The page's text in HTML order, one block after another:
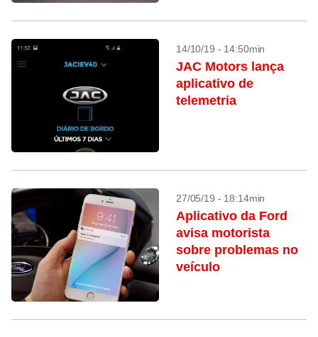
14/10/19 - 14:50min
JAC Motors lança
aplicativo de
telemetria
27/05/19 - 18:14min
Aplicativo da Ford
avisa motorista
sobre problemas no
veículo